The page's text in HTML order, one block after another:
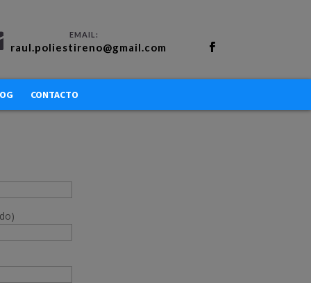
raul.poliestireno@gmail.com
CONTACTO